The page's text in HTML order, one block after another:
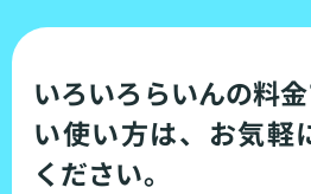
いろいろらいんの料
い使い方は、お気軽
ください。